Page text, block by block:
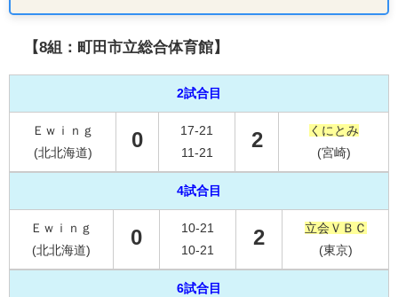
【8組：町田市立総合体育館】
2試合目
Ｅｗｉｎｇ
(北北海道)
0
17-21
11-21
2
くにとみ
(宮崎)
4試合目
Ｅｗｉｎｇ
(北北海道)
0
10-21
10-21
2
立会ＶＢＣ
(東京)
6試合目